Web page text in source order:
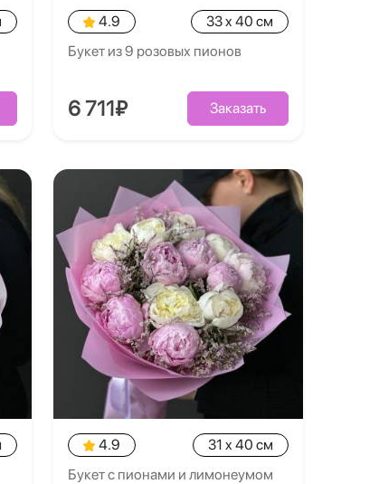
4.9
33 x 40 см
Букет из 9 розовых пионов
6 711₽ Заказать
4.9
31 x 40 см
Букет с пионами и лимонеумом